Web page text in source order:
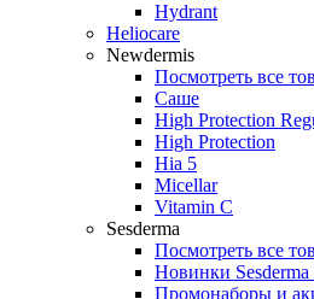
Hydrant
Heliocare
Newdermis
Посмотреть все
Саше
High Protection
High Protection
Hia 5
Micellar
Vitamin C
Sesderma
Посмотреть все
Новинки Sesderma
Промонаборы и